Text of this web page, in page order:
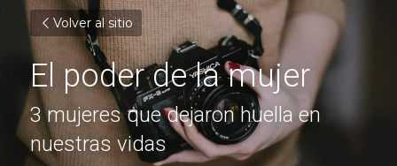
Volver al sitio
El poder de la mujer
3 mujeres que dejaron huella en
nuestras vidas